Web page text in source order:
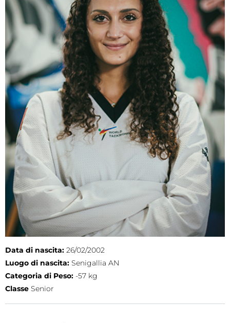
Tesseramento
Licenze WT
Formazione
Amministrazione
Salute
Rivista Olympic Dream
Links
Mappa del sito
Photogallery
Videogallery
Cookie policy
Cerca
Feed
Dove siamo
Data di nascita: 26/02/2002
Luogo di nascita: Senigallia AN
Categoria di Peso: -57 kg
Classe Senior